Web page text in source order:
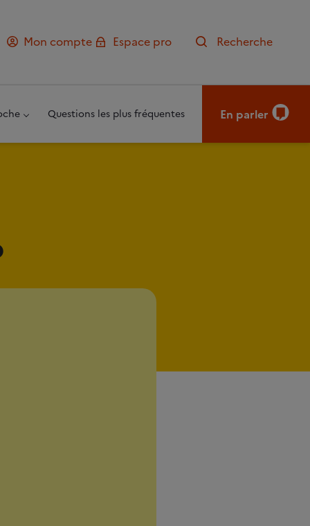
Mon compte Espace pro Recherche
Questions les plus fréquentes En parler